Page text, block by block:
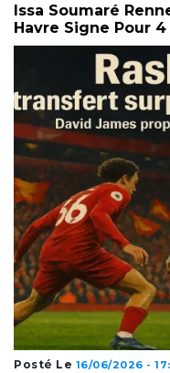
Issa Soumaré
Havre Signe Pour
Posté Le 16/06/2026 -